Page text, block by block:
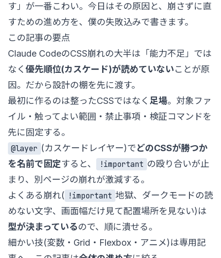
す」が一番こわい。今日はその原因と、崩さずに直
すための進め方を、僕の失敗込みで書きます。
この記事の要点
Claude CodeのCSS崩れの大半は「能力不足」では
なく 優先順位(カスケード)が読めていないことが原
因。だから設計の棚を先に渡す。
最初に作るのは整ったCSSではなく 足場。対象ファ
イル・触ってよい範囲・禁止事項・検証コマンドを
先に固定する。
@layer (カスケードレイヤー)でどのCSSが勝つか
を名前で固定すると、 !important の殴り合いが止
まり、別ページの崩れが激減する。
よくある崩れ( !important 地獄、ダークモードの読
めない文字、画面幅だけ見て配置場所を見ない)は
型が決まっているので、順に潰せる。
細かい技(変数・Grid・Flexbox・アニメ)は専用記